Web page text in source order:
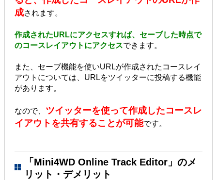
成されます。
作成されたURLにアクセスすれば、セーブした時点で
のコースレイアウトにアクセスできます。
また、セーブ機能を使いURLが作成されたコースレイ
アウトについては、URLをツイッターに投稿する機能
があります。
なので、 ツイッターを使って作成したコースレ
イアウトを共有することが可能です。
「Mini4WD Online Track Editor」のメ
リット・デメリット